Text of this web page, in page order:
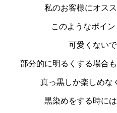
私のお客様にオス
このようなポイ
可愛くない
部分的に明るくする場合
真っ黒しか楽しめな
黒染めをする時に